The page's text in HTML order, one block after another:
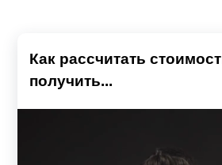
Как рассчитать
получить...